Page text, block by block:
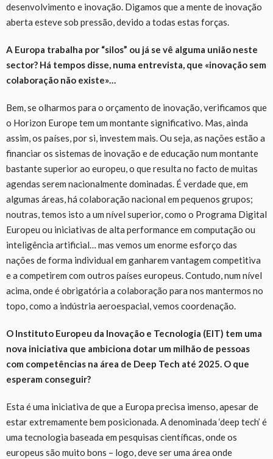
desenvolvimento e inovação. Digamos que a mente de inovação
aberta esteve sob pressão, devido a todas estas forças.
A Europa trabalha por “silos” ou já se vê alguma união neste
sector? Há tempos disse, numa entrevista, que «inovação sem
colaboração não existe»…
Bem, se olharmos para o orçamento de inovação, verificamos que
o Horizon Europe tem um montante significativo. Mas, ainda
assim, os países, por si, investem mais. Ou seja, as nações estão a
financiar os sistemas de inovação e de educação num montante
bastante superior ao europeu, o que resulta no facto demuitas
agendas serem nacionalmente dominadas. É verdade que, em
algumas áreas, há colaboração nacional em pequenos grupos;
noutras, temos isto a um nível superior, como o Programa Digital
Europeu ou iniciativas de alta performance em computação ou
inteligência artificial… mas vemos um enorme esforço das
nações de forma individual em ganharem vantagem competitiva
e a competirem com outros países europeus. Contudo,num nível
acima, onde é obrigatória a colaboração para nos mantermos no
topo, como a indústria aeroespacial, vemos coordenação.
O Instituto Europeu da Inovação e Tecnologia (EIT) tem uma
nova iniciativa que ambiciona dotar um milhão de pessoas
com competências na área de Deep Tech até 2025. O que
esperam conseguir?
Esta é uma iniciativa de que a Europa precisa imenso, apesar de
estar extremamente bem posicionada.Adenominada ‘deep tech’ é
uma tecnologia baseada em pesquisas científicas, onde os
europeus são muito bons – logo, deve ser uma área onde